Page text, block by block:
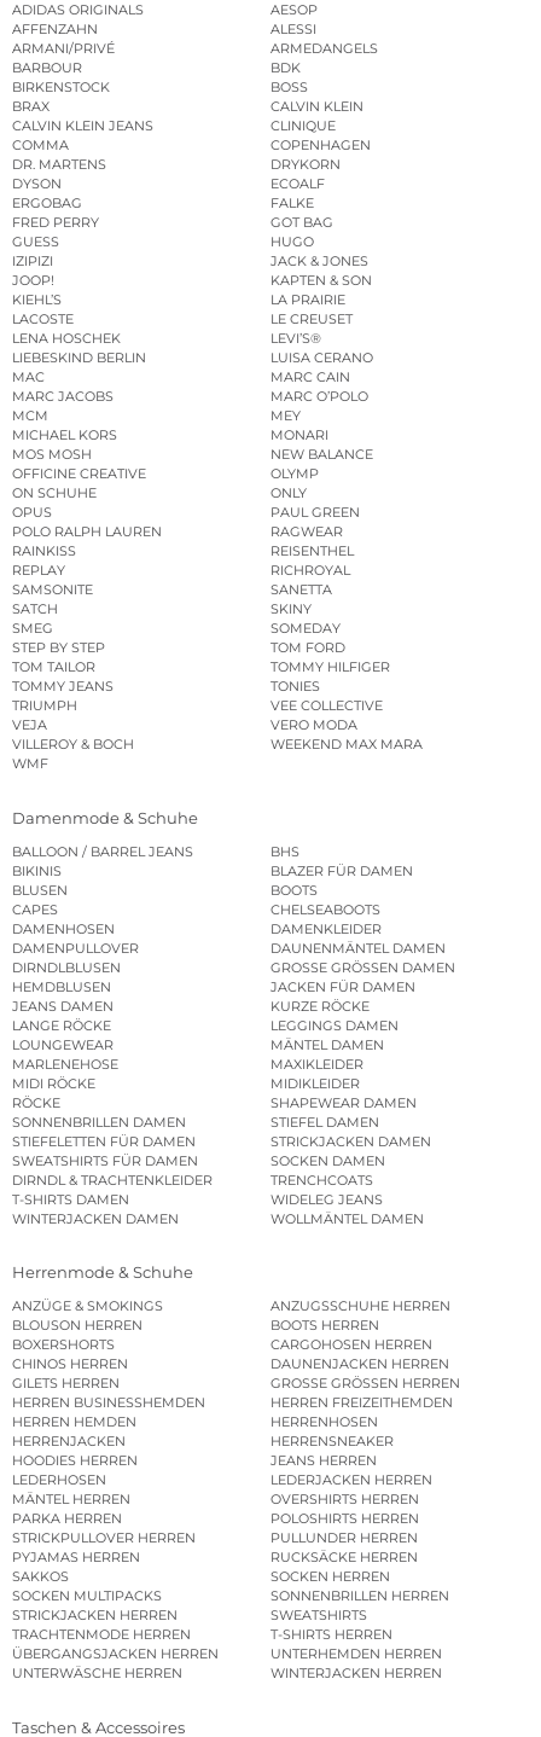
ADIDAS ORIGINALS
AESOP
AFFENZAHN
ALESSI
ARMANI/PRIVÉ
ARMEDANGELS
BARBOUR
BDK
BIRKENSTOCK
BOSS
BRAX
CALVIN KLEIN
CALVIN KLEIN JEANS
CLINIQUE
COMMA
COPENHAGEN
DR. MARTENS
DRYKORN
DYSON
ECOALF
ERGOBAG
FALKE
FRED PERRY
GOT BAG
GUESS
HUGO
IZIPIZI
JACK & JONES
JOOP!
KAPTEN & SON
KIEHL’S
LA PRAIRIE
LACOSTE
LE CREUSET
LENA HOSCHEK
LEVI’S®
LIEBESKIND BERLIN
LUISA CERANO
MAC
MARC CAIN
MARC JACOBS
MARC O’POLO
MCM
MEY
MICHAEL KORS
MONARI
MOS MOSH
NEW BALANCE
OFFICINE CREATIVE
OLYMP
ON SCHUHE
ONLY
OPUS
PAUL GREEN
POLO RALPH LAUREN
RAGWEAR
RAINKISS
REISENTHEL
REPLAY
RICHROYAL
SAMSONITE
SANETTA
SATCH
SKINY
SMEG
SOMEDAY
STEP BY STEP
TOM FORD
TOM TAILOR
TOMMY HILFIGER
TOMMY JEANS
TONIES
TRIUMPH
VEE COLLECTIVE
VEJA
VERO MODA
VILLEROY & BOCH
WEEKEND MAX MARA
WMF
Damenmode & Schuhe
BALLOON / BARREL JEANS
BHS
BIKINIS
BLAZER FÜR DAMEN
BLUSEN
BOOTS
CAPES
CHELSEABOOTS
DAMENHOSEN
DAMENKLEIDER
DAMENPULLOVER
DAUNENMÄNTEL DAMEN
DIRNDLBLUSEN
GROSSE GRÖSSEN DAMEN
HEMDBLUSEN
JACKEN FÜR DAMEN
JEANS DAMEN
KURZE RÖCKE
LANGE RÖCKE
LEGGINGS DAMEN
LOUNGEWEAR
MÄNTEL DAMEN
MARLENEHOSE
MAXIKLEIDER
MIDI RÖCKE
MIDIKLEIDER
RÖCKE
SHAPEWEAR DAMEN
SONNENBRILLEN DAMEN
STIEFEL DAMEN
STIEFELETTEN FÜR DAMEN
STRICKJACKEN DAMEN
SWEATSHIRTS FÜR DAMEN
SOCKEN DAMEN
DIRNDL & TRACHTENKLEIDER
TRENCHCOATS
T-SHIRTS DAMEN
WIDELEG JEANS
WINTERJACKEN DAMEN
WOLLMÄNTEL DAMEN
Herrenmode & Schuhe
ANZÜGE & SMOKINGS
ANZUGSSCHUHE HERREN
BLOUSON HERREN
BOOTS HERREN
BOXERSHORTS
CARGOHOSEN HERREN
CHINOS HERREN
DAUNENJACKEN HERREN
GILETS HERREN
GROSSE GRÖSSEN HERREN
HERREN BUSINESSHEMDEN
HERREN FREIZEITHEMDEN
HERREN HEMDEN
HERRENHOSEN
HERRENJACKEN
HERRENSNEAKER
HOODIES HERREN
JEANS HERREN
LEDERHOSEN
LEDERJACKEN HERREN
MÄNTEL HERREN
OVERSHIRTS HERREN
PARKA HERREN
POLOSHIRTS HERREN
STRICKPULLOVER HERREN
PULLUNDER HERREN
PYJAMAS HERREN
RUCKSÄCKE HERREN
SAKKOS
SOCKEN HERREN
SOCKEN MULTIPACKS
SONNENBRILLEN HERREN
STRICKJACKEN HERREN
SWEATSHIRTS
TRACHTENMODE HERREN
T-SHIRTS HERREN
ÜBERGANGSJACKEN HERREN
UNTERHEMDEN HERREN
UNTERWÄSCHE HERREN
WINTERJACKEN HERREN
Taschen & Accessoires